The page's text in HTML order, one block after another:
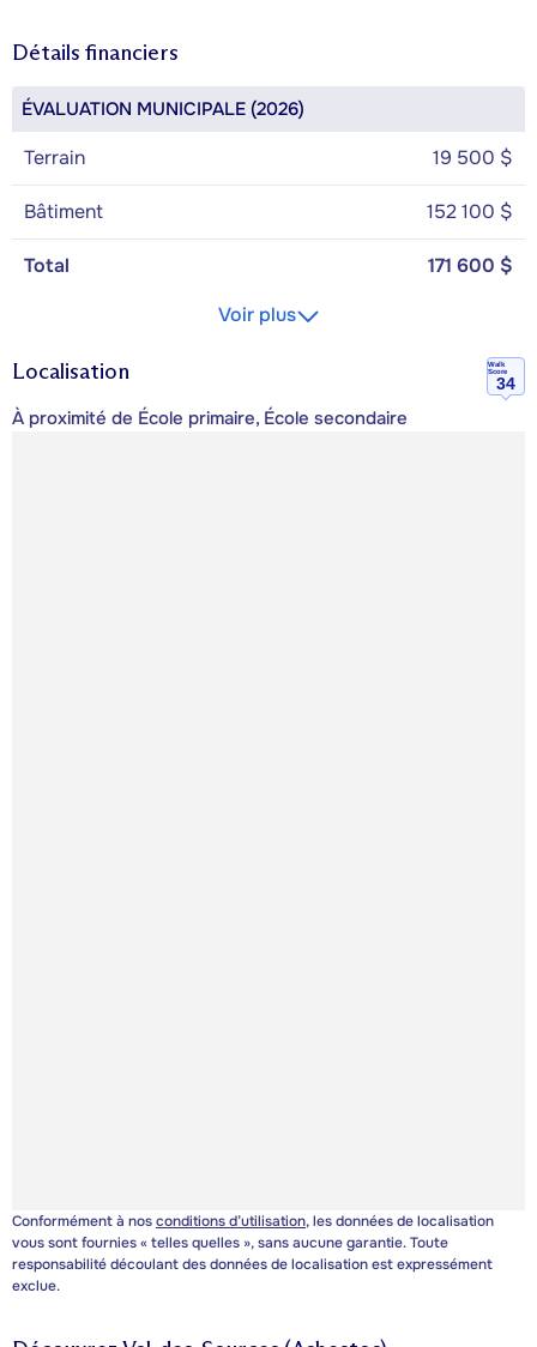
Détails financiers
ÉVALUATION MUNICIPALE (2026)
Terrain 19 500 $
Bâtiment 152 100 $
Total
171 600 $
Voir plus
Localisation
Walk
Score
34
À proximité de École primaire, École secondaire
Conformément à nosconditions d’utilisation, les données de localisation
vous sont fournies « telles quelles », sans aucune garantie. Toute
responsabilité découlant des données de localisation est expressément
exclue.